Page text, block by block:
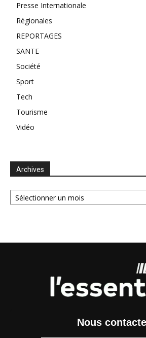
Presse Internationale
Régionales
REPORTAGES
SANTE
Société
Sport
Tech
Tourisme
Vidéo
Archives
Archives
Nous